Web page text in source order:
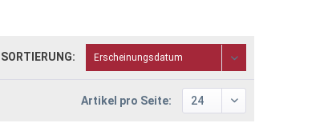
SORTIERUNG:
Artikel pro Seite: